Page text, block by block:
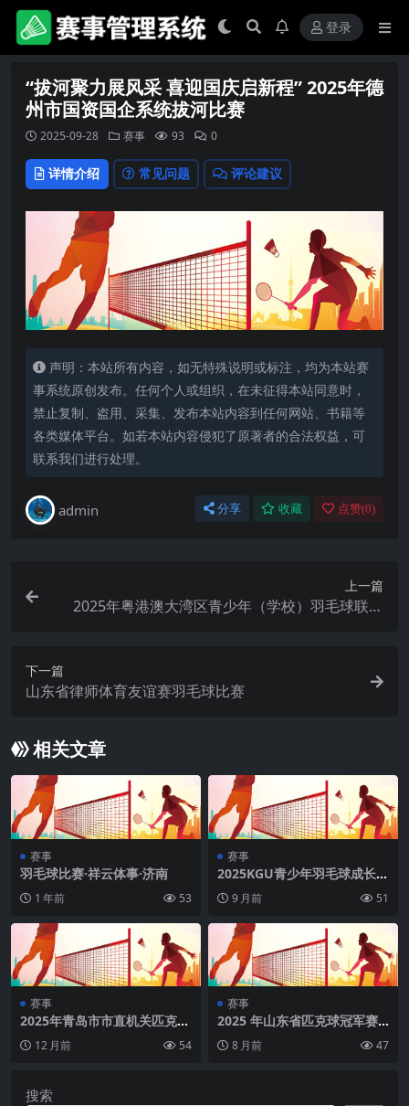
登录
“拔河聚力展风采 喜迎国庆启新程” 2025年德
州市国资国企系统拔河比赛
2025-09-28 赛事 93 0
详情介绍 常见问题 评论建议
声明：本站所有内容，如无特殊说明或标注，均为本站赛
事系统原创发布。任何个人或组织，在未征得本站同意时，
禁止复制、盗用、采集、发布本站内容到任何网站、书籍等
各类媒体平台。如若本站内容侵犯了原著者的合法权益，可
联系我们进行处理。
admin 分享 收藏 点赞(0)
上一篇
2025年粤港澳大湾区青少年（学校）羽毛球联赛
下一篇
山东省律师体育友谊赛羽毛球比赛
相关文章
赛事
羽毛球比赛·祥云体事·济南
1 年前 53
赛事
2025KGU青少年羽毛球成长赛
长沙9 月前 51
赛事
2025年青岛市市直机关匹克球
12 月前 54
赛事
2025 年山东省匹克球冠军赛
8 月前 47
搜索